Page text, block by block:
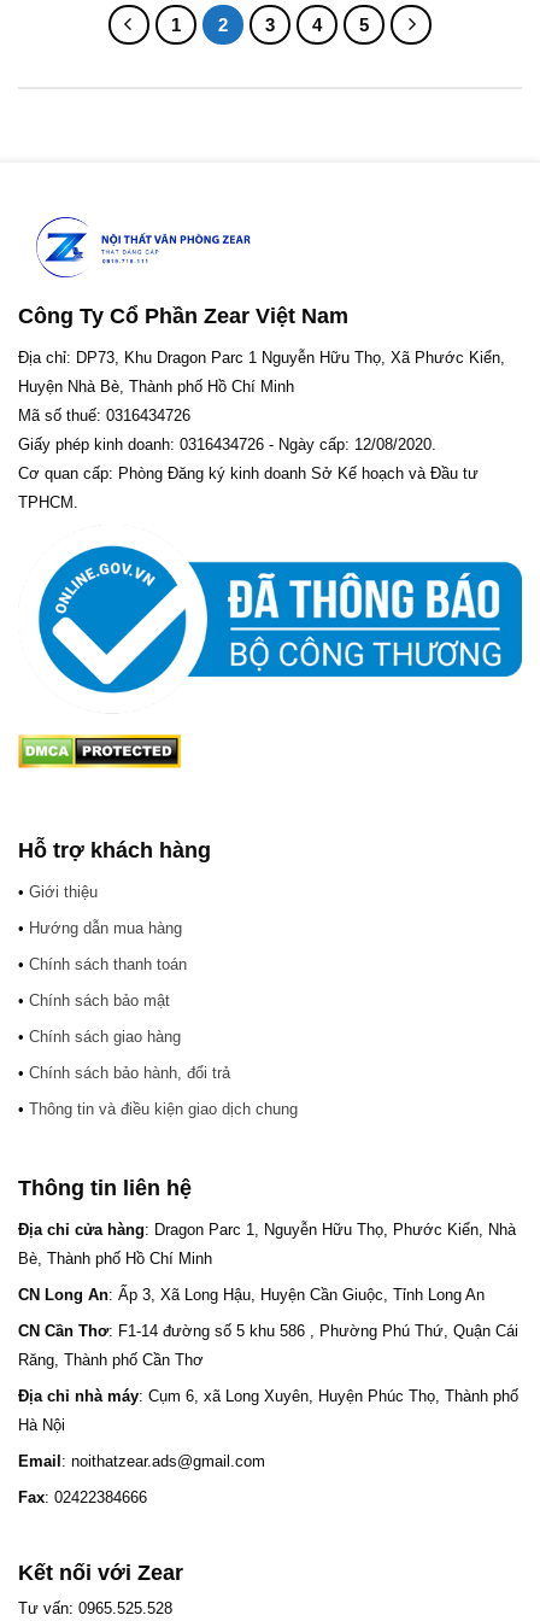
1 2 3 4 5
Công Ty Cổ Phần Zear Việt Nam
Địa chỉ: DP73, Khu Dragon Parc 1 Nguyễn Hữu Thọ, Xã Phước Kiển,
Huyện Nhà Bè, Thành phố Hồ Chí Minh
Mã số thuế: 0316434726
Giấy phép kinh doanh: 0316434726 - Ngày cấp: 12/08/2020.
Cơ quan cấp: Phòng Đăng ký kinh doanh Sở Kế hoạch và Đầu tư
TPHCM.
Hỗ trợ khách hàng
• Giới thiệu
• Hướng dẫn mua hàng
• Chính sách thanh toán
• Chính sách bảo mật
• Chính sách giao hàng
• Chính sách bảo hành, đổi trả
• Thông tin và điều kiện giao dịch chung
Thông tin liên hệ
Địa chỉ cửa hàng: Dragon Parc 1, Nguyễn Hữu Thọ, Phước Kiển, Nhà
Bè, Thành phố Hồ Chí Minh
CN Long An: Ấp 3, Xã Long Hậu, Huyện Cần Giuộc, Tỉnh Long An
CN Cần Thơ: F1-14 đường số 5 khu 586 , Phường Phú Thứ, Quận Cái
Răng, Thành phố Cần Thơ
Địa chỉ nhà máy: Cụm 6, xã Long Xuyên, Huyện Phúc Thọ, Thành phố
Hà Nội
Email : noithatzear.ads@gmail.com
Fax: 02422384666
Kết nối với Zear
Tư vấn: 0965.525.528